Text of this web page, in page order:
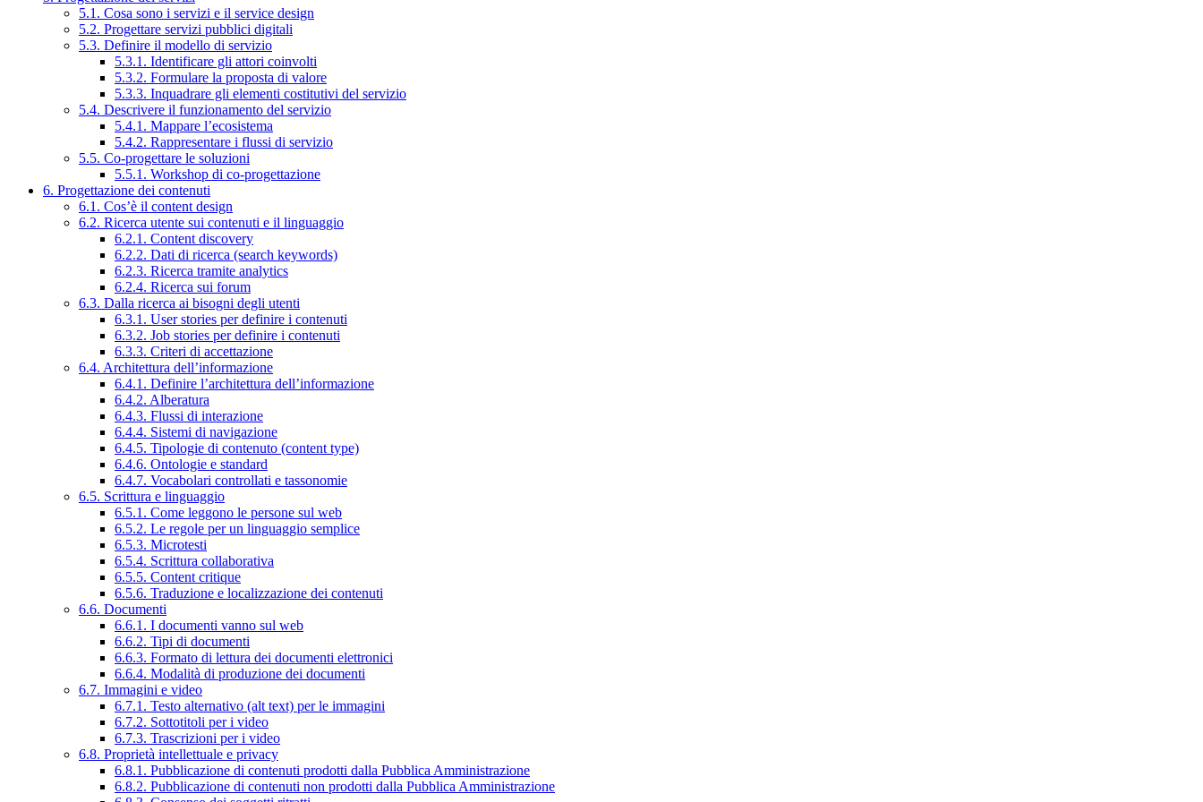
5.1. Cosa sono i servizi e il service design
5.2. Progettare servizi pubblici digitali
5.3. Definire il modello di servizio
5.3.1. Identificare gli attori coinvolti
5.3.2. Formulare la proposta di valore
5.3.3. Inquadrare gli elementi costitutivi del servizio
5.4. Descrivere il funzionamento del servizio
5.4.1. Mappare l’ecosistema
5.4.2. Rappresentare i flussi di servizio
5.5. Co-progettare le soluzioni
5.5.1. Workshop di co-progettazione
6. Progettazione dei contenuti
6.1. Cos’è il content design
6.2. Ricerca utente sui contenuti e il linguaggio
6.2.1. Content discovery
6.2.2. Dati di ricerca (search keywords)
6.2.3. Ricerca tramite analytics
6.2.4. Ricerca sui forum
6.3. Dalla ricerca ai bisogni degli utenti
6.3.1. User stories per definire i contenuti
6.3.2. Job stories per definire i contenuti
6.3.3. Criteri di accettazione
6.4. Architettura dell’informazione
6.4.1. Definire l’architettura dell’informazione
6.4.2. Alberatura
6.4.3. Flussi di interazione
6.4.4. Sistemi di navigazione
6.4.5. Tipologie di contenuto (content type)
6.4.6. Ontologie e standard
6.4.7. Vocabolari controllati e tassonomie
6.5. Scrittura e linguaggio
6.5.1. Come leggono le persone sul web
6.5.2. Le regole per un linguaggio semplice
6.5.3. Microtesti
6.5.4. Scrittura collaborativa
6.5.5. Content critique
6.5.6. Traduzione e localizzazione dei contenuti
6.6. Documenti
6.6.1. I documenti vanno sul web
6.6.2. Tipi di documenti
6.6.3. Formato di lettura dei documenti elettronici
6.6.4. Modalità di produzione dei documenti
6.7. Immagini e video
6.7.1. Testo alternativo (alt text) per le immagini
6.7.2. Sottotitoli per i video
6.7.3. Trascrizioni per i video
6.8. Proprietà intellettuale e privacy
6.8.1. Pubblicazione di contenuti prodotti dalla Pubblica Amministrazione
6.8.2. Pubblicazione di contenuti non prodotti dalla Pubblica Amministrazione